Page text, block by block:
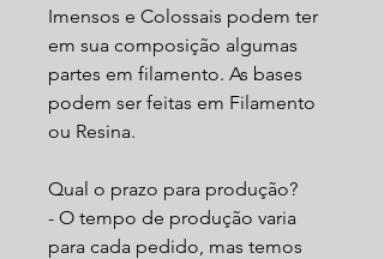
Imensos e Colossais podem ter
em sua composição algumas
partes em filamento. As bases
podem ser feitas em Filamento
ou Resina.
Qual o prazo para produção?
- O tempo de produção varia
para cada pedido, mas temos